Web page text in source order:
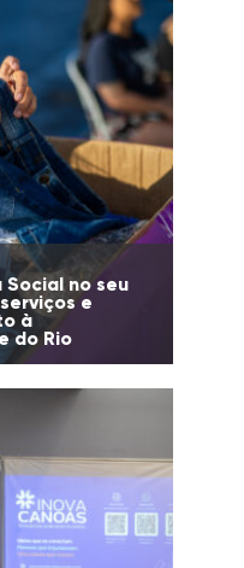
no seu
e
à
do Rio